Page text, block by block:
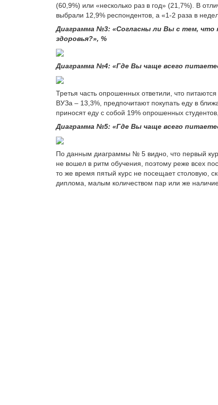
(60,9%) или «несколько раз в год» (21,7%). В
выбрали 12,9% респондентов, а «1-2 раза в
Диаграмма №3: «Согласны ли Вы с тем, что
здоровья?», %
Диаграмма №4: «Где Вы чаще всего
Третья часть опрошенных ответили, что
ВУЗа – 13,3%, предпочитают покупать еду в
приносят еду с собой 19% опрошенных
Диаграмма №5: «Где Вы чаще всего
По данным диаграммы № 5 видно, что первый
не вошел в ритм обучения, поэтому реже всех
то же время пятый курс не посещает столовую,
диплома, малым количеством пар или же